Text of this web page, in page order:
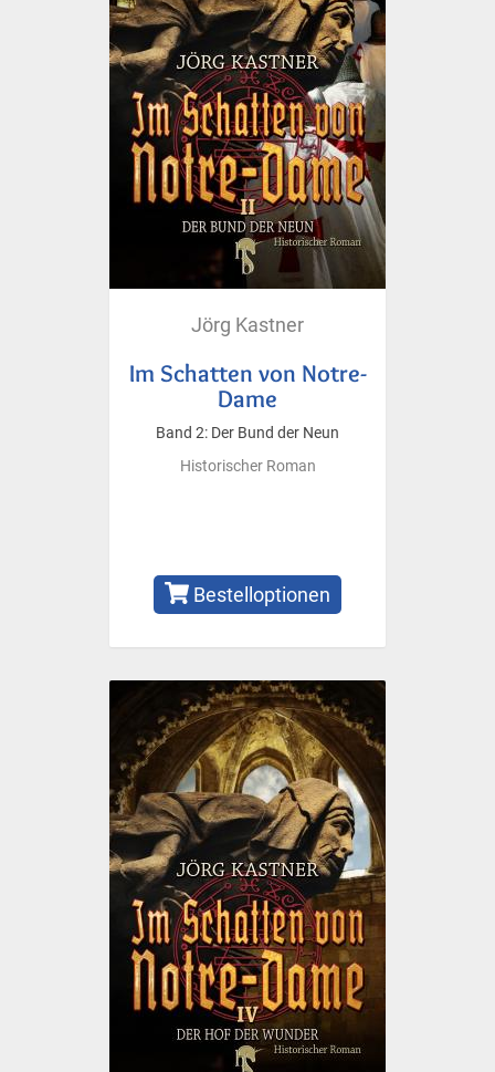
Jörg Kastner
Im Schatten von Notre-
Dame
Band 2: Der Bund der Neun
Historischer Roman
Bestelloptionen